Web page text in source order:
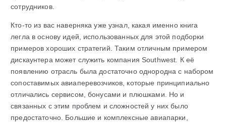
сотрудников.
Кто-то из вас наверняка уже узнал, какая именно книга
легла в основу идей, использованных для этой подборки
примеров хороших стратегий. Таким отличным примером
дискаунтера может служить компания Southwest. К её
появлению отрасль была достаточно однородна с набором
сопоставимых авиаперевозчиков, которые принципиально
отличались сервисом, бонусами и плюшками. Но и
связанных с этим проблем и сложностей у них было
предостаточно. Большие и комплексные авиапарки,